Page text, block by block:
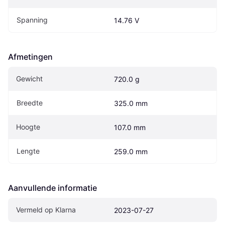
Spanning 14.76 V
Afmetingen
Gewicht 720.0 g
Breedte 325.0 mm
Hoogte 107.0 mm
Lengte 259.0 mm
Aanvullende informatie
Vermeld op Klarna 2023-07-27